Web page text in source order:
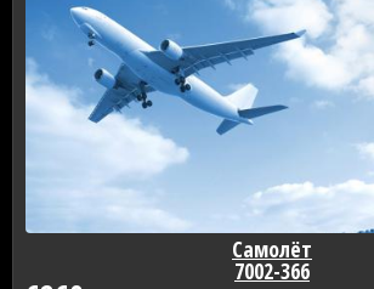
Самолёт
7002-366